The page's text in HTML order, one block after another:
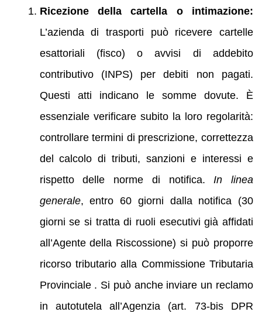
Ricezione della cartella o intimazione:
L’azienda di trasporti può ricevere cartelle
esattoriali (fisco) o avvisi di addebito
contributivo (INPS) per debiti non pagati.
Questi atti indicano le somme dovute. È
essenziale verificare subito la loro regolarità:
controllare termini di prescrizione, correttezza
del calcolo di tributi, sanzioni e interessi e
rispetto delle norme di notifica. In linea
generale, entro 60 giorni dalla notifica (30
giorni se si tratta di ruoli esecutivi già affidati
all’Agente della Riscossione) si può proporre
ricorso tributario alla Commissione Tributaria
Provinciale . Si può anche inviare un reclamo
in autotutela all’Agenzia (art. 73-bis DPR